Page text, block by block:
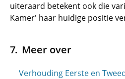
uiteraard betekent ook die
Kamer' haar huidige positie
Meer over
Verhouding Eerste en